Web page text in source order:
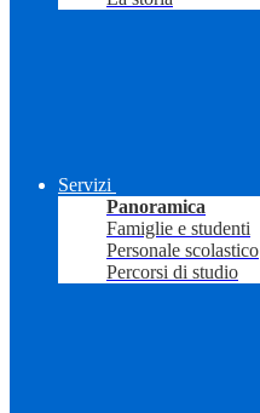
Servizi
Panoramica
Famiglie e studenti
Personale scolastico
Percorsi di studio